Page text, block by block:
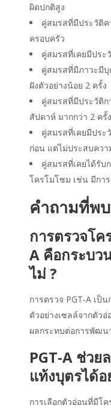
ผิดปกติสูง
คู่สมรสที่มีประวัติ
ครอบครัว
คู่สมรสที่เคยมีประ
คู่สมรสที่มีภาวะมี
ฝังตัวอย่างน้อย 2 ครั้ง
คู่สมรสที่มีประวัติ
สัปดาห์ มากกว่า 2 ครั้ง
คู่สมรสที่เคยมีประ
ก่อน แต่ไม่ประสบควา
คู่สมรสที่เคยได้รับ
โครโมโซม เช่น มีกา
คำถามที่พ
การตรวจโค
A คือกระบว
ไม่ ?
การตรวจ PGT-A เป็
ตัวอย่างเซลล์จากตัว
ผลกระทบต่อการพัฒน
PGT-A ช่วย
แท้งบุตรได้อ
การเลือกตัวอ่อนที่มีโ